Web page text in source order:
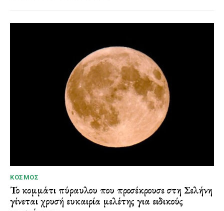
ΚΌΣΜΟΣ
Το κομμάτι πύραυλου που προσέκρουσε στη Σελήνη
γίνεται χρυσή ευκαιρία μελέτης για ειδικούς